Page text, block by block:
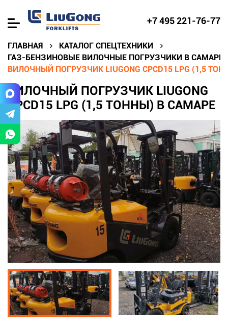
+7 495 221-76-77
ГЛАВНАЯ
КАТАЛОГ СПЕЦТЕХНИКИ
ГАЗ-БЕНЗИНОВЫЕ ВИЛОЧНЫЕ ПОГРУЗЧИКИ В САМАРЕ
ВИЛОЧНЫЙ ПОГРУЗЧИК LIUGONG CPCD15 LPG (1,5
ВИЛОЧНЫЙ ПОГРУЗЧИК LIUGONG
CPCD15 LPG (1,5 ТОННЫ) В САМАРЕ